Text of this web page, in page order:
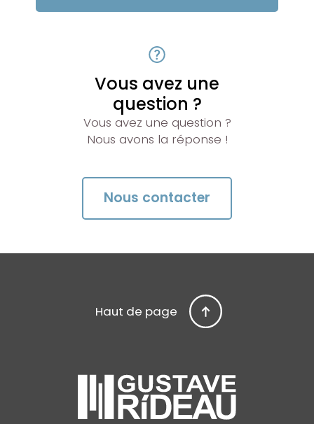
Vous avez une
question ?
Vous avez une question ?
Nous avons la réponse !
Nous contacter
Haut de page